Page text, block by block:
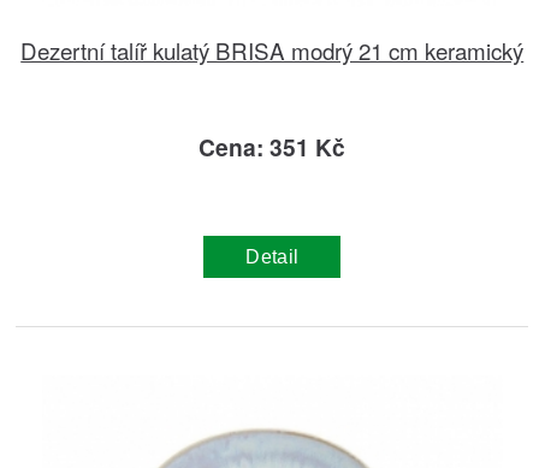
Dezertní talíř kulatý BRISA modrý 21 cm keramický
Cena: 351 Kč
Detail